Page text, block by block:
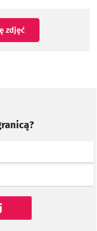
zdjęć